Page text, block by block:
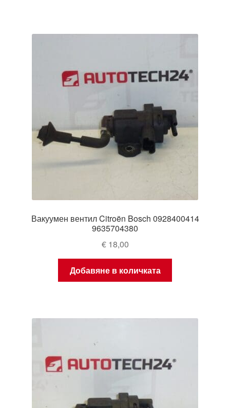
Вакуумен вентил Citroën Bosch 0928400414
9635704380
€18,00
Добавяне в количката